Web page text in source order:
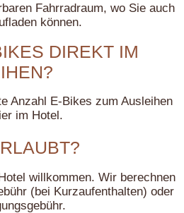
Fahrradraum, wo Sie auch
können.
DIREKT IM
Anzahl E-Bikes zum Ausleihen
im Hotel.
willkommen. Wir berechnen
(bei Kurzaufenthalten) oder